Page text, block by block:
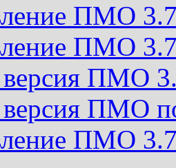
ПМО
ПМО
версия ПМО
ПМО
ПМО